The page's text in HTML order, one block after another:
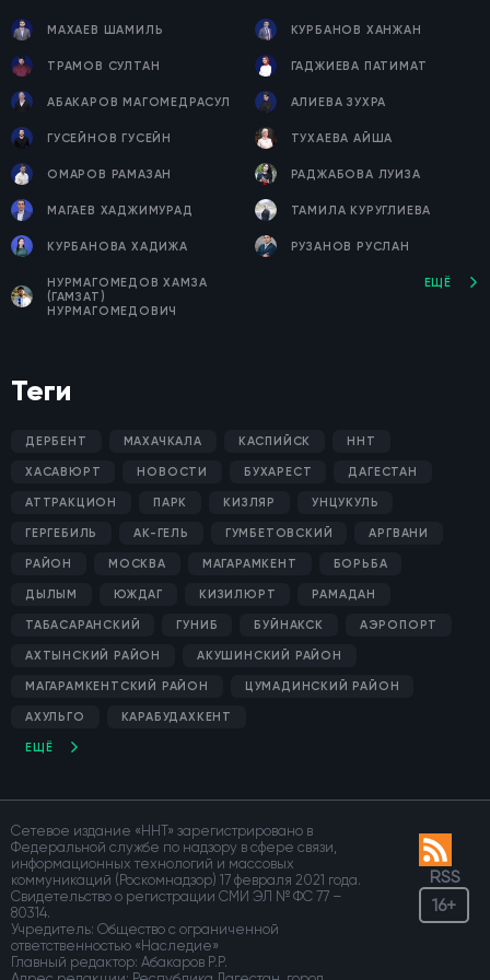
МАХАЕВ ШАМИЛЬ КУРБАНОВ ХАНЖАН
ТРАМОВ СУЛТАН ГАДЖИЕВА ПАТИМАТ
АБАКАРОВ МАГОМЕДРАСУЛ АЛИЕВА ЗУХРА
ГУСЕЙНОВ ГУСЕЙН ТУХАЕВА АЙША
ОМАРОВ РАМАЗАН РАДЖАБОВА ЛУИЗА
МАГАЕВ ХАДЖИМУРАД ТАМИЛА КУРУГЛИЕВА
КУРБАНОВА ХАДИЖА РУЗАНОВ РУСЛАН
НУРМАГОМЕДОВ ХАМЗА
(ГАМЗАТ)
НУРМАГОМЕДОВИЧ
ЕЩЁ
Теги
ДЕРБЕНТ МАХАЧКАЛА КАСПИЙСК ННТ
ХАСАВЮРТ НОВОСТИ БУХАРЕСТ ДАГЕСТАН
АТТРАКЦИОН ПАРК КИЗЛЯР УНЦУКУЛЬ
ГЕРГЕБИЛЬ АК-ГЕЛЬ ГУМБЕТОВСКИЙ АРГВАНИ
РАЙОН МОСКВА МАГАРАМКЕНТ БОРЬБА
ДЫЛЫМ ЮЖДАГ КИЗИЛЮРТ РАМАДАН
ТАБАСАРАНСКИЙ ГУНИБ БУЙНАКСК АЭРОПОРТ
АХТЫНСКИЙ РАЙОН АКУШИНСКИЙ РАЙОН
МАГАРАМКЕНТСКИЙ РАЙОН ЦУМАДИНСКИЙ РАЙОН
АХУЛЬГО КАРАБУДАХКЕНТ
ЕЩЁ
Сетевое издание «ННТ» зарегистрировано в
Федеральной службе по надзору в сфере связи,
информационных технологий и массовых
коммуникаций (Роскомнадзор) 17 февраля 2021 года.
Свидетельство о регистрации СМИ ЭЛ № ФС 77 –
80314.
Учредитель: Общество с ограниченной
ответственностью «Наследие»
Главный редактор: Абакаров Р.Р.
RSS
16+